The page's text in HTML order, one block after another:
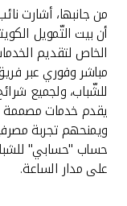
من جانبها، أشارت
أن بيت التّمويل
الخاص لتقديم
مباشر وفوري عبر
للشّباب، ولجميع
يقدم خدمات مصممة
ويمنحهم تجربة
حساب "حسابي"
على مدار الساعة.